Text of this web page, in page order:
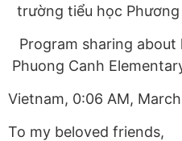
trường tiểu học
Program sharing
Phuong Canh
Vietnam, 0:06 AM,
To my beloved friends,